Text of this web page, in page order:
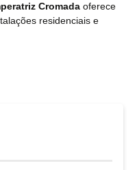
Cromada oferece
residenciais e